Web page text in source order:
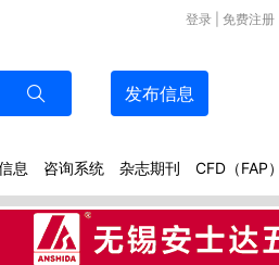
登录 免费注册
发布信息
息 咨询系统 杂志期刊 CFD（FAP）